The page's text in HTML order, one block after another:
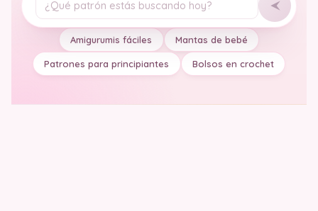
Tu pregunta
Amigurumis fáciles Mantas de bebé
Patrones para principiantes Bolsos en crochet